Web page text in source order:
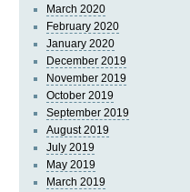
March 2020
February 2020
January 2020
December 2019
November 2019
October 2019
September 2019
August 2019
July 2019
May 2019
March 2019